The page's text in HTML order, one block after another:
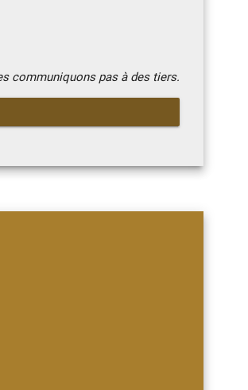
communiquons pas à des tiers.